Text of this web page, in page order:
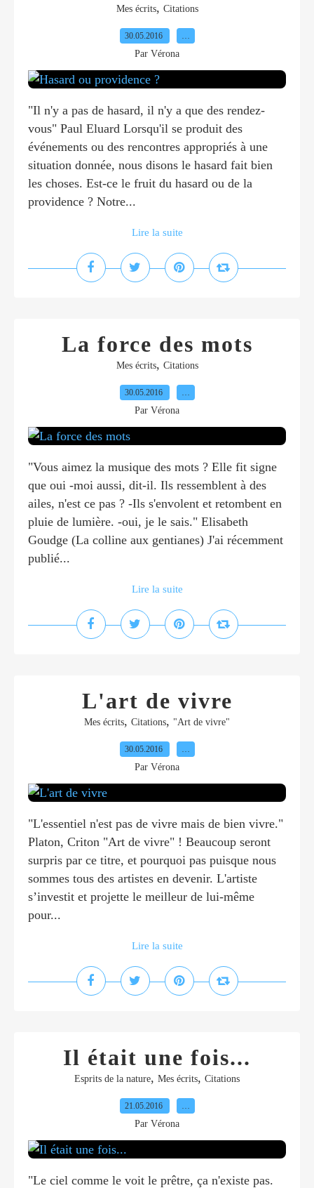
Mes écrits, Citations
30.05.2016 …
Par Vérona
"Il n'y a pas de hasard, il n'y a que des rendez-
vous" Paul Eluard Lorsqu'il se produit des
événements ou des rencontres appropriés à une
situation donnée, nous disons le hasard fait bien
les choses. Est-ce le fruit du hasard ou de la
providence ? Notre...
Lire la suite
La force des mots
Mes écrits, Citations
30.05.2016 …
Par Vérona
"Vous aimez la musique des mots ? Elle fit signe
que oui -moi aussi, dit-il. Ils ressemblent à des
ailes, n'est ce pas ? -Ils s'envolent et retombent en
pluie de lumière. -oui, je le sais." Elisabeth
Goudge (La colline aux gentianes) J'ai récemment
publié...
Lire la suite
L'art de vivre
Mes écrits, Citations, "Art de vivre"
30.05.2016 …
Par Vérona
"L'essentiel n'est pas de vivre mais de bien vivre."
Platon, Criton "Art de vivre" ! Beaucoup seront
surpris par ce titre, et pourquoi pas puisque nous
sommes tous des artistes en devenir. L'artiste
s’investit et projette le meilleur de lui-même
pour...
Lire la suite
Il était une fois...
Esprits de la nature, Mes écrits, Citations
21.05.2016 …
Par Vérona
"Le ciel comme le voit le prêtre, ça n'existe pas.